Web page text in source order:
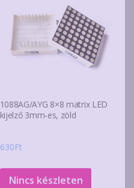
1088AG/AYG 8×8 matrix LED
kijelző 3mm-es, zöld
630Ft
Nincs készleten